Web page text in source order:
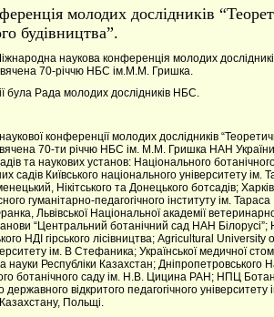
молодих дослідників
будівництва”.
наукова конференція молодих
70-річчю НБС ім.М.М. Гришка.
була Рада молодих дослідників НБС.
конференції молодих дослідників
70-ти річчю НБС ім. М.М. Гришка НАН
та наукових установ: Національного
садів Київського національного університету
Нікітського та Донецького ботсадів;
гуманітарно-педагогічного інституту ім.
Львівської Національної академії
“Центральний ботанічний сад НАН Білорусі”;
НДІ гірського лісівництва; Agricultural
ім. В Стефаника; Української медичної
науки Республіки Казахстан;
ботанічного саду ім. Н.В. Цицина РАН; НПЦ
державного відкритого педагогічного
Казахстану, Польщі.